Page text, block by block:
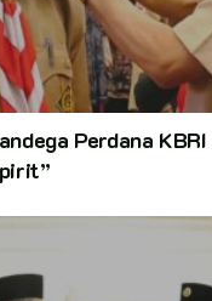
Perdana